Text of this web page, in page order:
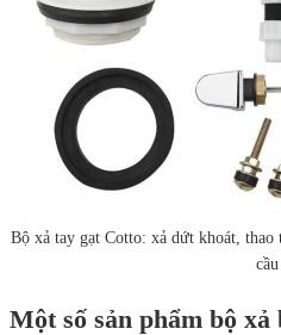
Bộ xả tay gạt Cotto: xả dứt khoát,
cầu
Một số sản phẩm bộ xả